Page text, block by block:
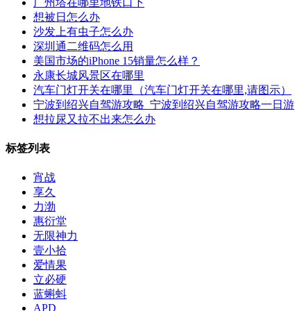
想被日怎么办
沙发上有虫子怎么办
深圳通二维码怎么用
美国市场的iPhone 15销量怎么样？
永康长城风景区在哪里
汽车门灯开关在哪里（汽车门灯开关在哪里,请图示）
宁波到绍兴自驾游攻略_宁波到绍兴自驾游攻略一日游
想拉尿又拉不出来怎么办
标签列表
宵战
享久
力渤
惠衍堂
无限神力
壹小拾
爱情果
立必硬
蓝蝌蚪
APD